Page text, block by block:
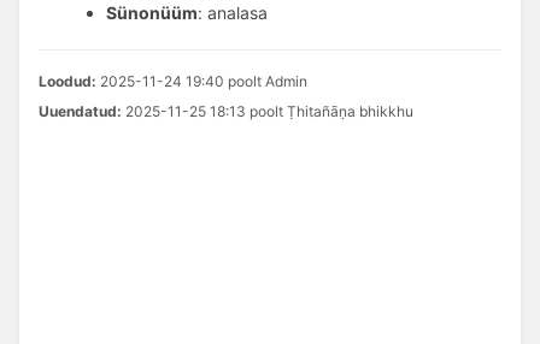
Sünonüüm: analasa
Loodud: 2025-11-24 19:40 poolt Admin
Uuendatud: 2025-11-25 18:13 poolt Ṭhitañāṇa bhikkhu